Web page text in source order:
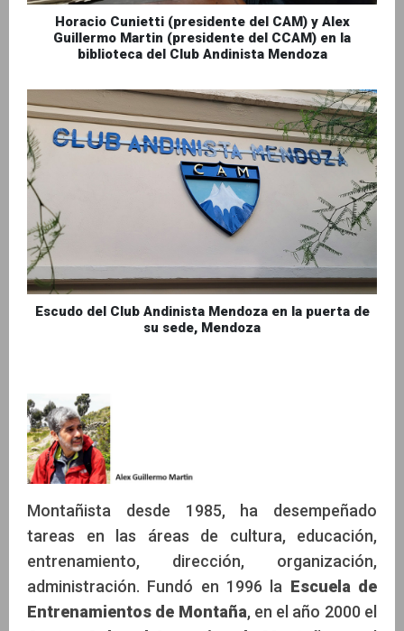
Horacio Cunietti (presidente del CAM) y Alex
Guillermo Martin (presidente del CCAM) en la
biblioteca del Club Andinista Mendoza
Escudo del Club Andinista Mendoza en la puerta de
su sede, Mendoza
Montañista desde 1985, ha desempeñado
tareas en las áreas de cultura, educación,
entrenamiento, dirección, organización,
administración. Fundó en 1996 la Escuela de
Entrenamientos de Montaña, en el año 2000 el